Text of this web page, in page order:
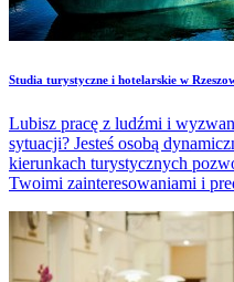
Studia turystyczne i hotelarskie w
Lubisz pracę z ludźmi i
sytuacji? Jesteś osobą
kierunkach turystycznych
Twoimi zainteresowaniami i